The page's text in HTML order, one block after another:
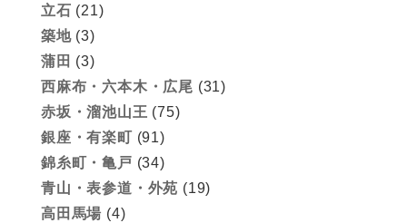
立石 (21)
築地(3)
蒲田 (3)
西麻布・六本木・広尾 (31)
赤坂・溜池山王 (75)
銀座・有楽町 (91)
錦糸町・亀戸 (34)
青山・表参道・外苑 (19)
高田馬場 (4)